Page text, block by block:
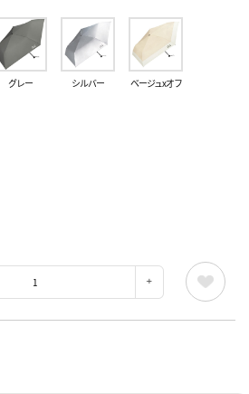
グレー シルバー ベージュxオフ